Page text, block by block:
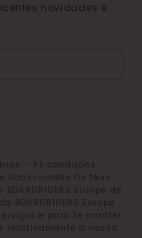
novidades e
- As condições
boas-vindas Os teus
Europe de
Europe
e para te manter
relativamente à nossa